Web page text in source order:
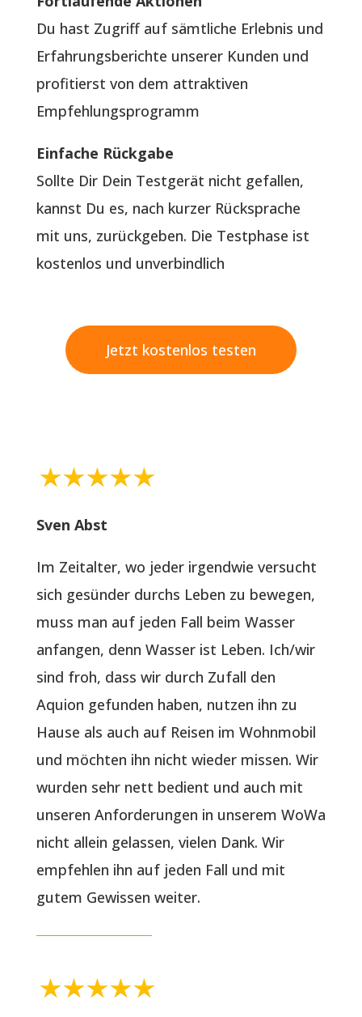
Du hast Zugriff auf sämtliche Erlebnis und
Erfahrungsberichte unserer Kunden und
profitierst von dem attraktiven
Empfehlungsprogramm
Einfache Rückgabe
Sollte Dir Dein Testgerät nicht gefallen,
kannst Du es, nach kurzer Rücksprache
mit uns, zurückgeben. Die Testphase ist
kostenlos und unverbindlich
Jetzt kostenlos testen
Sven Abst
Im Zeitalter, wo jeder irgendwie versucht
sich gesünder durchs Leben zu bewegen,
muss man auf jeden Fall beim Wasser
anfangen, denn Wasser ist Leben. Ich/wir
sind froh, dass wir durch Zufall den
Aquion gefunden haben, nutzen ihn zu
Hause als auch auf Reisen im Wohnmobil
und möchten ihn nicht wieder missen. Wir
wurden sehr nett bedient und auch mit
unseren Anforderungen in unserem WoWa
nicht allein gelassen, vielen Dank. Wir
empfehlen ihn auf jeden Fall und mit
gutem Gewissen weiter.